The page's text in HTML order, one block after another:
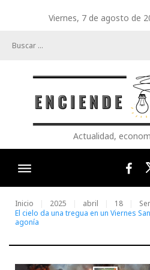
Viernes, 7 de agosto de
Actualidad,
Inicio 2025 abril 18
El cielo da una tregua en un Viernes
agonía